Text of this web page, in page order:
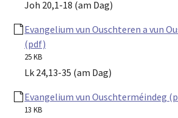
Joh 20,1-18 (am Dag)
Evangelium vun Ouschteren a vun
(pdf)
25 KB
Lk 24,13-35 (am Dag)
Evangelium vun Ouschterméindeg
13 KB